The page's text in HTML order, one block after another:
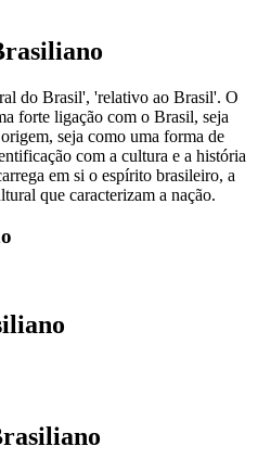
do Brasil', 'relativo ao Brasil'. O
forte ligação com o Brasil, seja
seja como uma forma de
com a cultura e a história
em si o espírito brasileiro, a
que caracterizam a nação.